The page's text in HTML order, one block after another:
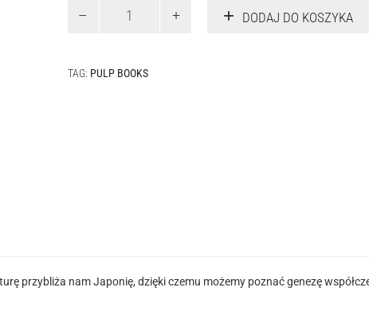
zbiór
DODAJ DO KOSZYKA
TAG: PULP BOOKS
przybliża nam Japonię, dzięki czemu możemy poznać genezę